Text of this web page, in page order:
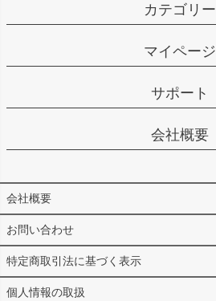
カテゴリー
マイページ
サポート
会社概要
会社概要
お問い合わせ
特定商取引法に基づく表示
個人情報の取扱